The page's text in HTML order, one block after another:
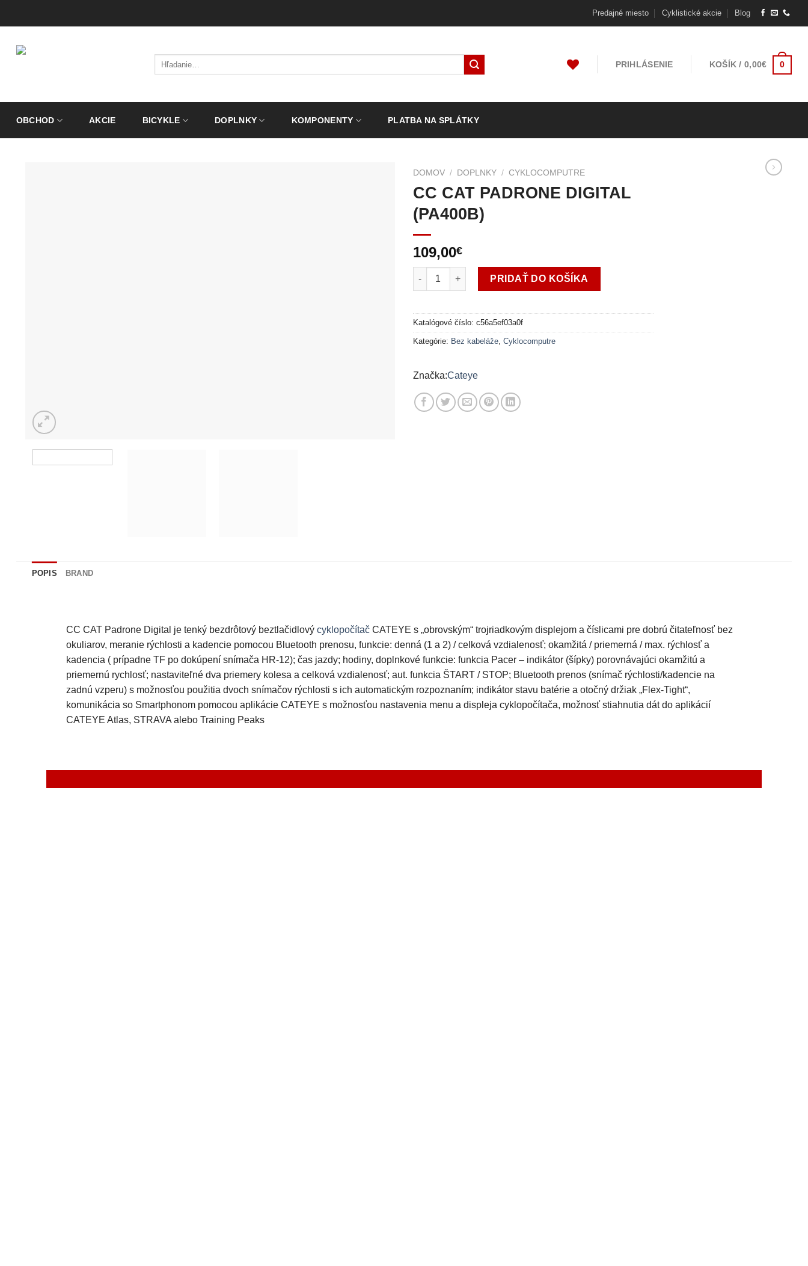
Predajné miesto Cyklistické akcie Blog
Hľadať: PRIHLÁSENIE KOŠÍK / 0,00€ 0
OBCHOD AKCIE BICYKLE DOPLNKY KOMPONENTY PLATBA NA SPLÁTKY
DOMOV / DOPLNKY / CYKLOCOMPUTRE
CC CAT PADRONE DIGITAL
(PA400B)
109,00€
množstvo CC CAT PADRONE DIGITAL (PA400B)
PRIDAŤ DO KOŠÍKA
Katalógové číslo: c56a5ef03a0f
Kategórie: Bez kabeláže Cyklocomputre
Cateye
POPIS BRAND
CC CAT Padrone Digital je tenký bezdrôtový beztlačidlový cyklopočítačCATEYE s „obrovským“ trojriadkovým displejom a číslicami pre dobrú čitateľnosť bez
okuliarov, meranie rýchlosti a kadencie pomocou Bluetooth prenosu, funkcie: denná (1 a 2) / celková vzdialenosť; okamžitá / priemerná / max. rýchlosť a
kadencia ( prípadne TF po dokúpení snímača HR-12); čas jazdy; hodiny, doplnkové funkcie: funkcia Pacer – indikátor (šípky) porovnávajúci okamžitú a
priemernú rychlosť; nastaviteľné dva priemery kolesa a celková vzdialenosť; aut. funkcia ŠTART / STOP; Bluetooth prenos (snímač rýchlosti/kadencie na
zadnú vzperu) s možnosťou použitia dvoch snímačov rýchlosti s ich automatickým rozpoznaním; indikátor stavu batérie a otočný držiak „Flex-Tight“,
komunikácia so Smartphonom pomocou aplikácie CATEYE s možnosťou nastavenia menu a displeja cyklopočítača, možnosť stiahnutia dát do aplikácií
CATEYE Atlas, STRAVA alebo Training Peaks